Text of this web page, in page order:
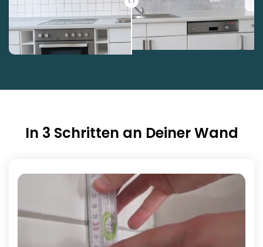
In 3 Schritten an Deiner Wand